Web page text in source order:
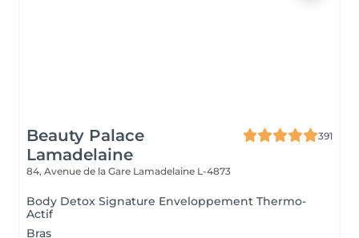
Beauty Palace
Lamadelaine
391
84, Avenue de la Gare Lamadelaine L-4873
Body Detox Signature Enveloppement Thermo-
Actif
Bras